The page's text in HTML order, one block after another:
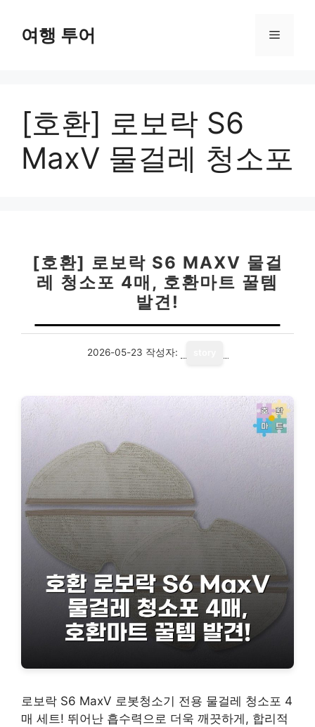
여행 투어 메
[호환] 로보락 S6
MaxV 물걸레 청소포
[호환] 로보락 S6 MAXV 물걸
레 청소포 4매, 호환마트 꿀템
발견!
2026-05-23 작성자:
로보락 S6 MaxV 로봇청소기 전용 물걸레 청소포 4
매 세트! 뛰어난 흡수력으로 더욱 깨끗하게, 합리적